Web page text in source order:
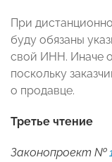
При
буду обязаны
свой ИНН. Иначе
поскольку
о продавце.
Третье чтение
Законопроект №